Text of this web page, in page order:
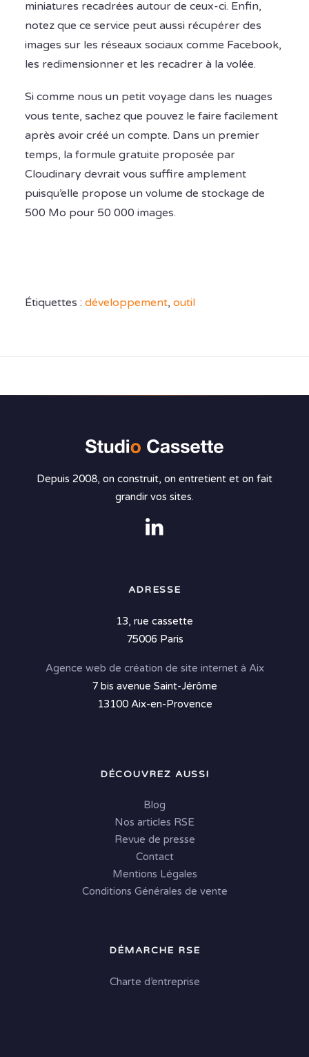
miniatures recadrées autour de ceux-ci. Enfin,
notez que ce service peut aussi récupérer des
images sur les réseaux sociaux comme Facebook,
les redimensionner et les recadrer à la volée.
Si comme nous un petit voyage dans les nuages
vous tente, sachez que pouvez le faire facilement
après avoir créé un compte. Dans un premier
temps, la formule gratuite proposée par
Cloudinary devrait vous suffire amplement
puisqu’elle propose un volume de stockage de
500 Mo pour 50 000 images.
Étiquettes : développement, outil
Depuis 2008, on construit, on entretient et on fait
grandir vos sites.
ADRESSE
13, rue cassette
75006 Paris
Agence web de création de site internet à Aix
7 bis avenue Saint-Jérôme
13100 Aix-en-Provence
DÉCOUVREZ AUSSI
Blog
Nos articles RSE
Revue de presse
Contact
Mentions Légales
Conditions Générales de vente
DÉMARCHE RSE
Charte d’entreprise